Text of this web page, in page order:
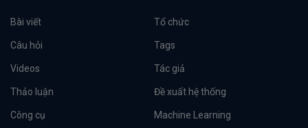
Bài viết Tổ chức
Câu hỏi Tags
Videos Tác giả
Thảo luận Đề xuất hệ thống
Công cụ Machine Learning